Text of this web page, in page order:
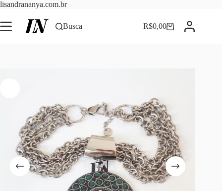
lisandrananya.com.brPular
o
conteúdo
Busca Carrinho
R$0,00